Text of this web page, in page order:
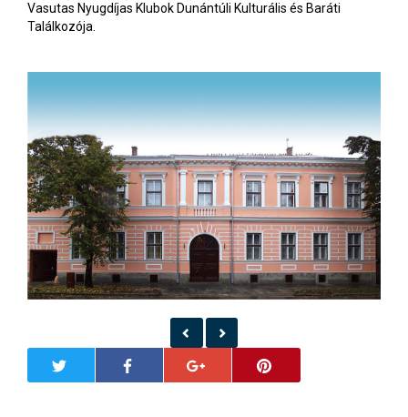
Vasutas Nyugdíjas Klubok Dunántúli Kulturális és Baráti
Találkozója.